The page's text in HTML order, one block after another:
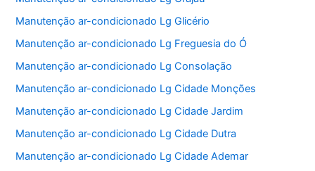
Manutenção ar-condicionado Lg Glicério
Manutenção ar-condicionado Lg Freguesia do Ó
Manutenção ar-condicionado Lg Consolação
Manutenção ar-condicionado Lg Cidade Monções
Manutenção ar-condicionado Lg Cidade Jardim
Manutenção ar-condicionado Lg Cidade Dutra
Manutenção ar-condicionado Lg Cidade Ademar